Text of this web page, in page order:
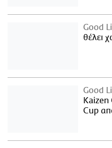
Good
θέλει
Good
Kaizen
Cup